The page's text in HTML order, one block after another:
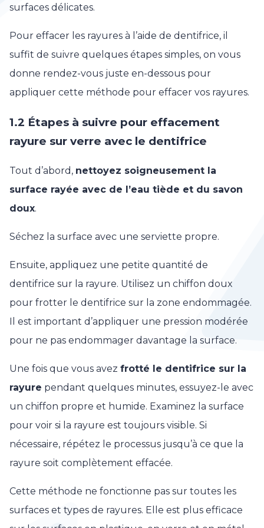
surfaces délicates.
Pour effacer les rayures à l’aide de dentifrice, il
suffit de suivre quelques étapes simples, on vous
donne rendez-vous juste en-dessous pour
appliquer cette méthode pour effacer vos rayures.
1.2 Étapes à suivre pour effacement
rayure sur verre avec le dentifrice
Tout d’abord, nettoyez soigneusement la
surface rayée avec de l’eau tiède et du savon
doux.
Séchez la surface avec une serviette propre.
Ensuite, appliquez une petite quantité de
dentifrice sur la rayure. Utilisez un chiffon doux
pour frotter le dentifrice sur la zone endommagée.
Il est important d’appliquer une pression modérée
pour ne pas endommager davantage la surface.
Une fois que vous avez frotté le dentifrice sur la
rayure pendant quelques minutes, essuyez-le avec
un chiffon propre et humide. Examinez la surface
pour voir si la rayure est toujours visible. Si
nécessaire, répétez le processus jusqu’à ce que la
rayure soit complètement effacée.
Cette méthode ne fonctionne pas sur toutes les
surfaces et types de rayures. Elle est plus efficace